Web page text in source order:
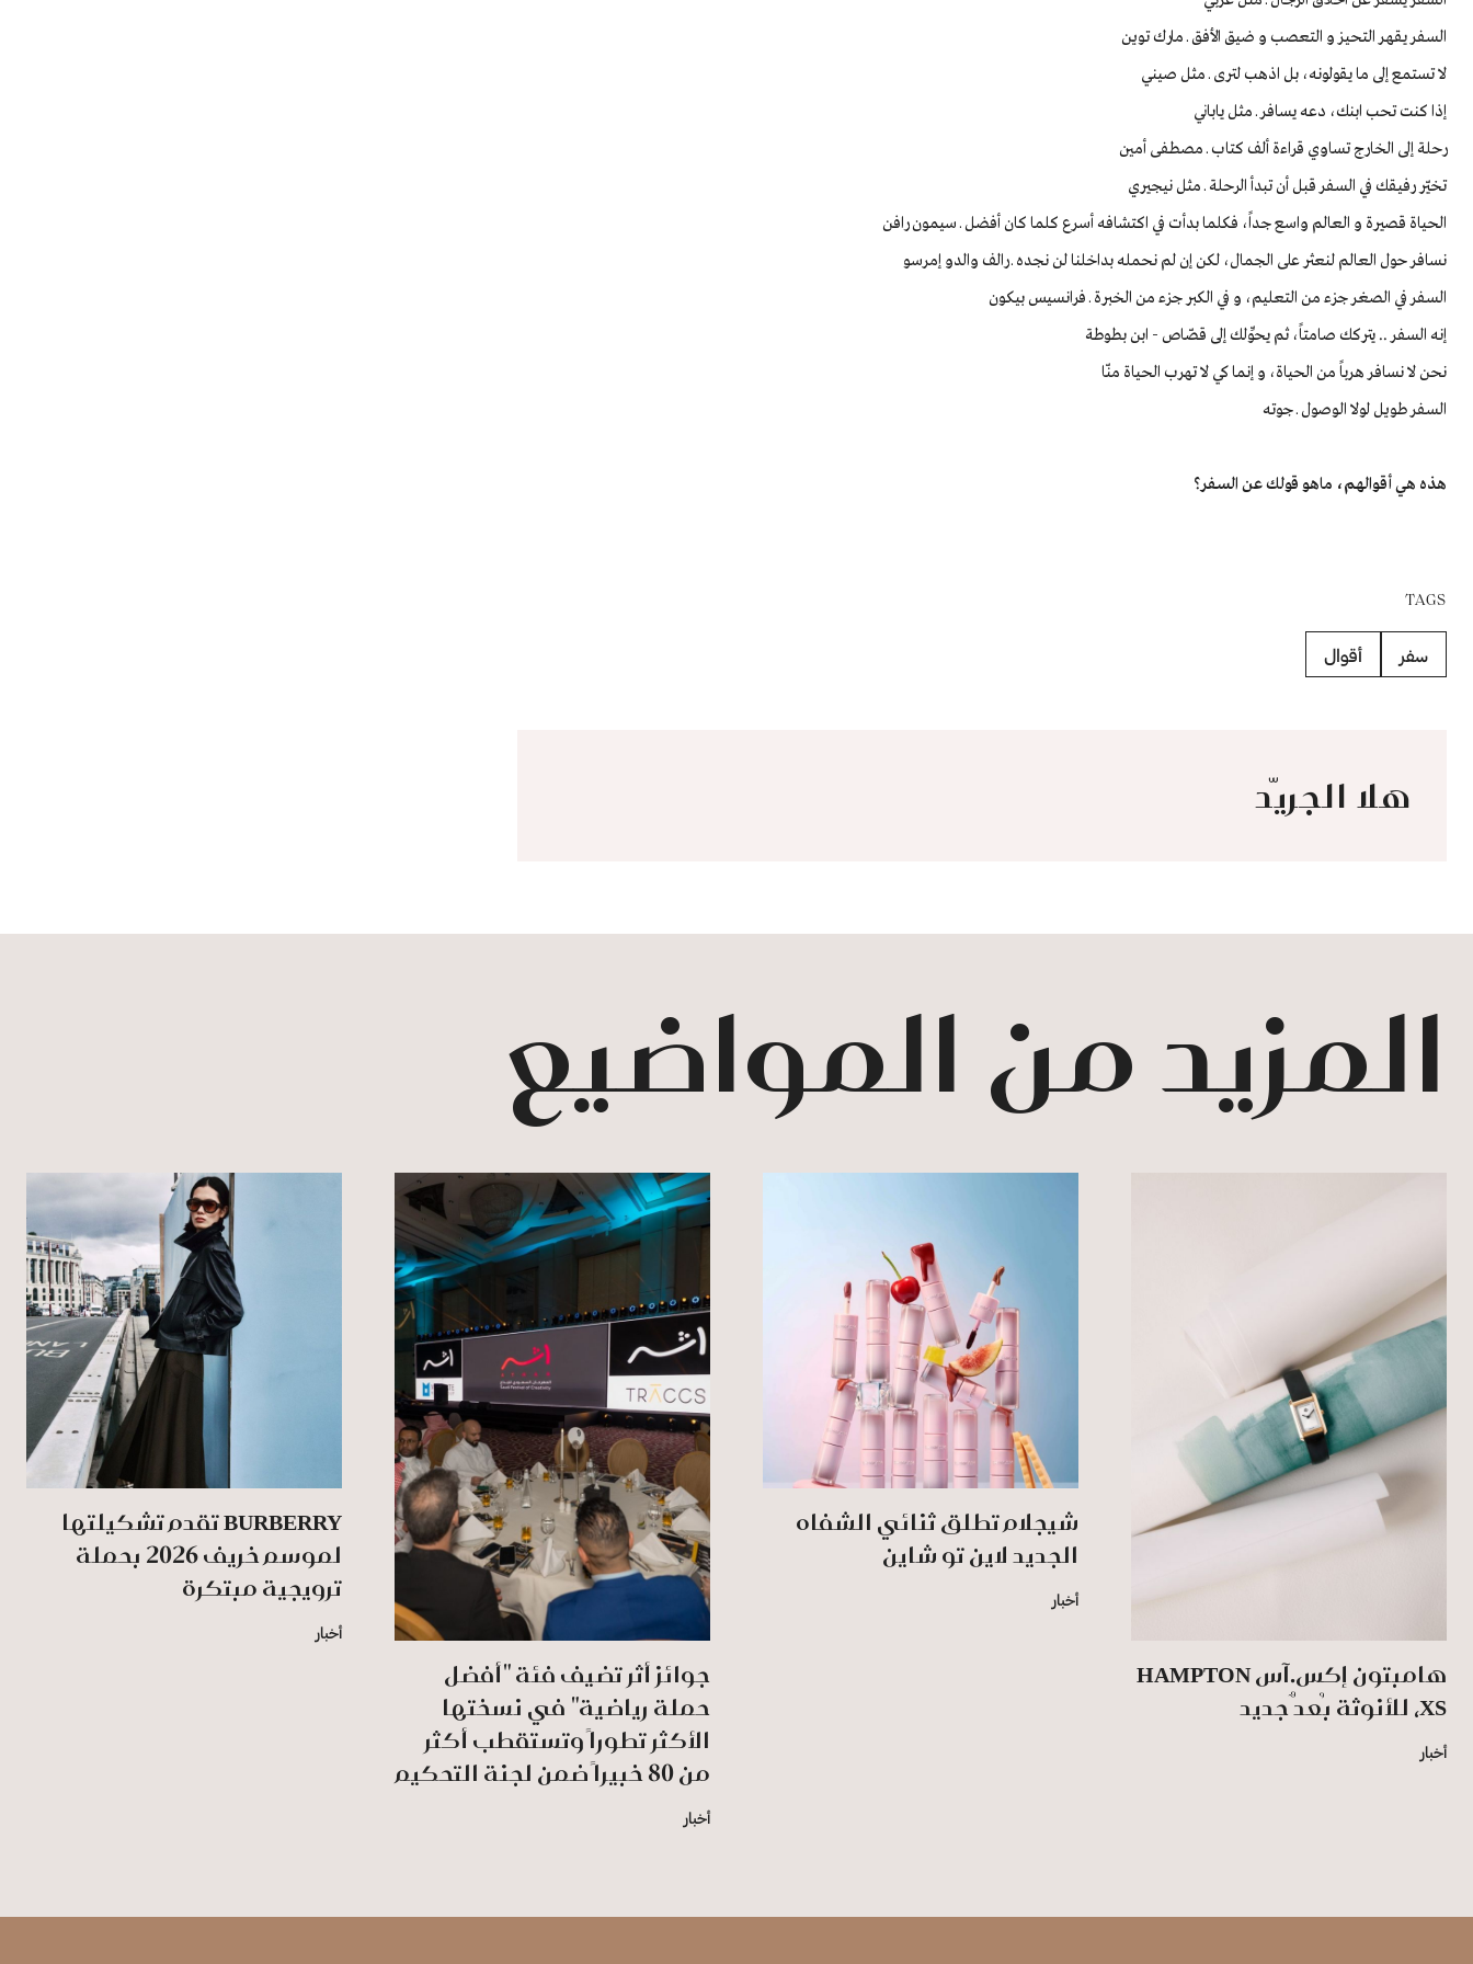
السفر يقهر التحيز و التعصب و ضيق الأفق ـ مارك توين
لا تستمع إلى ما يقولونه، بل اذهب لترى ـ مثل صيني
إذا كنت تحب ابنك، دعه يسافر ـ مثل ياباني
رحلة إلى الخارج تساوي قراءة ألف كتاب ـ مصطفى أمين
تخيّر رفيقك في السفر قبل أن تبدأ الرحلة ـ مثل نيجيري
الحياة قصيرة و العالم واسع جداً، فكلما بدأت في اكتشافه أسرع كلما كان أفضل ـ سيمون رافن
نسافر حول العالم لنعثر على الجمال، لكن إن لم نحمله بداخلنا لن نجده ـ رالف والدو إمرسو
السفر في الصغر جزء من التعليم، و في الكبر جزء من الخبرة ـ فرانسيس بيكون
إنه السفر .. يتركك صامتاً، ثم يحوِّلك إلى قصّاص - ابن بطوطة
نحن لا نسافر هرباً من الحياة، و إنما كي لا تهرب الحياة منّا
السفر طويل لولا الوصول ـ جوته
هذه هي أقوالهم، ماهو قولك عن السفر؟
TAGS
سفر أقوال
هلا الجريّد
المزيد من المواضيع
هامبتون إكس.آس HAMPTON
XS، للأنوثة بُعدٌ جديد
أخبار
شيجلام تطلق ثنائي الشفاه
الجديد لاين تو شاين
أخبار
جوائز أثر تضيف فئة "أفضل
حملة رياضية" في نسختها
الأكثر تطوراً وتستقطب أكثر
من 80 خبيراً ضمن لجنة التحكيم
أخبار
BURBERRY تقدم تشكيلتها
لموسم خريف 2026 بحملة
ترويجية مبتكرة
أخبار